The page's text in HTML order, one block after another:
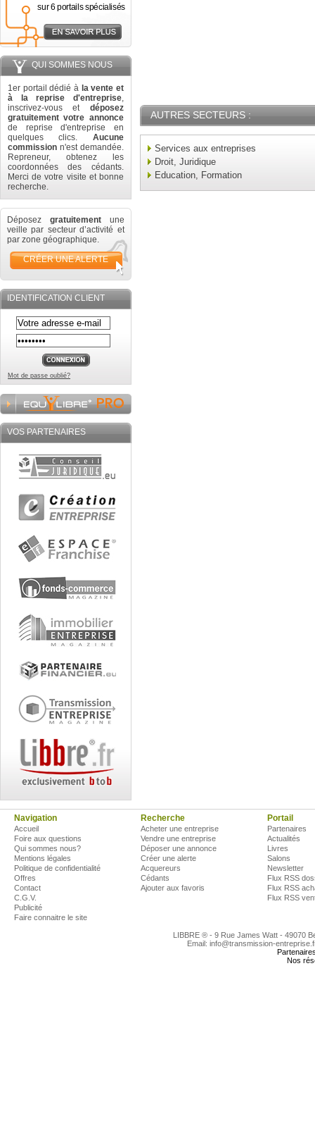
sur 6 portails spécialisés
QUI SOMMES NOUS
1er portail dédié à la vente et
à la reprise d'entreprise,
inscrivez-vous et déposez
gratuitement votre annonce
de reprise d'entreprise en
quelques clics. Aucune
commission n'est demandée.
Repreneur, obtenez les
coordonnées des cédants.
Merci de votre visite et bonne
recherche.
Déposez gratuitement une
veille par secteur d’activité et
par zone géographique.
CRÉER UNE ALERTE
IDENTIFICATION CLIENT
Mot de passe oublié?
VOS PARTENAIRES
AUTRES SECTEURS :
Services aux entreprises
Droit, Juridique
Education, Formation
Navigation
Accueil
Foire aux questions
Qui sommes nous?
Mentions légales
Politique de confidentialité
Offres
Contact
C.G.V.
Publicité
Faire connaitre le site
Recherche
Acheter une entreprise
Vendre une entreprise
Déposer une annonce
Créer une alerte
Acquereurs
Cédants
Ajouter aux favoris
Portail
Partenaires
Actualités
Livres
Salons
Newsletter
Flux RSS
Flux RSS
Flux RSS
LIBBRE ® - 9 Rue James Watt - 49070
Email: info@transmission-
Nos